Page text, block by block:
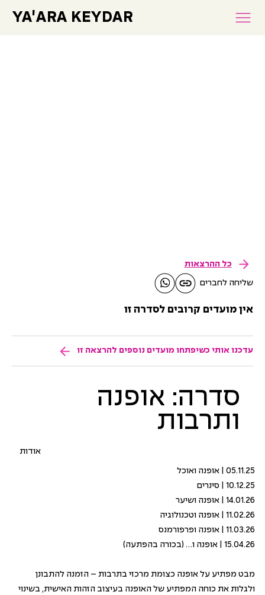
YA'ARA KEYDAR
שליחה לחברים
אין מועדים קרובים לסדרה זו
עדכנו אותי כשיפתחו מועדים נוספים להרצאה זו
כל ההרצאות
סדרה: אופנה
ותרבות
אודות
05.11.25 | אופנה ואוכל
10.12.25 | סינרים
14.01.26 | אופנה ושיער
11.02.26 | אופנה וטכנולוגיה
11.03.26 | אופנה ופרפורמנס
15.04.26 | אופנה ו… (בכורה בהפתעה)
מבט מפתיע על אופנה כצומת מרכזי בתרבות – הזמנה להתבונן
ולגלות את כוחה המפתיע של האופנה בעיצוב הזהות האישית, בשינוי